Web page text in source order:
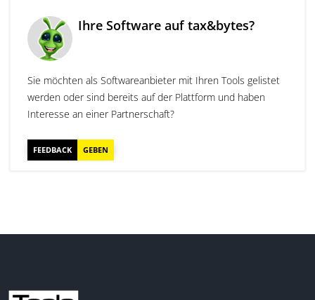
Ihre Software auf tax&bytes?
Sie möchten als Softwareanbieter mit Ihren Tools gelistet
werden oder sind bereits auf der Plattform und haben
Interesse an einer Partnerschaft?
FEEDBACK GEBEN
Flexible Unterschriftenbilder
Stammdatenimport
Erinnerungen
White-Label
Einbindung in eigene Tools